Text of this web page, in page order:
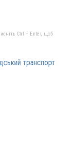
Ctrl + Enter, щоб
транспорт